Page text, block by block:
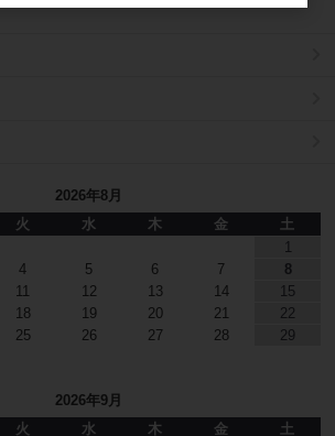
2026年8月
火 水 木 金
土
1
4 5 6 7
8
11 12 13 14
15
18 19 20 21
22
25 26 27 28
29
2026年9月
火 水 木 金 土